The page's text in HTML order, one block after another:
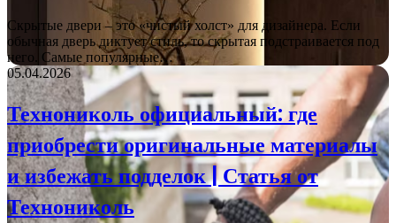
Скрытые двери – это «чистый холст» для дизайнера. Если
обычная дверь диктует стиль, то скрытая подстраивается под
него. Самые популярные…
05.04.2026
Технониколь официальный: где
приобрести оригинальные материалы
и избежать подделок | Статья от
Технониколь